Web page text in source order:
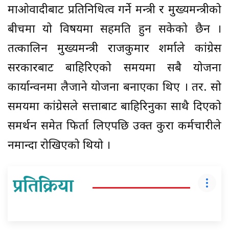
माओवादीबाट प्रतिनिधित्व गर्ने मन्त्री र मुख्यमन्त्रीको
बीचमा यो विषयमा सहमति हुन सकेको छैन ।
तत्कालिन मुख्यमन्त्री राजकुमार शर्माले कांग्रेस
सरकारबाट बाहिरिएको समयमा सबै योजना
कार्यान्वनमा लैजाने योजना बनाएका थिए । तर. सो
समयमा कांग्रेसले सत्ताबाट बाहिरिनुका साथै दिएको
समर्थन समेत फिर्ता लिएपछि उक्त कुरा कर्मचारीले
नमान्दा रोखिएको थियो ।
प्रतिक्रिया